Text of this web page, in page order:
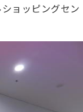
ョッピングセン